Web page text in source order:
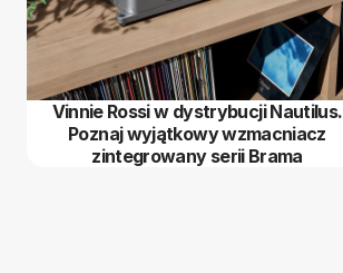
Vinnie Rossi w dystrybucji Nautilus.
Poznaj wyjątkowy wzmacniacz
zintegrowany serii Brama